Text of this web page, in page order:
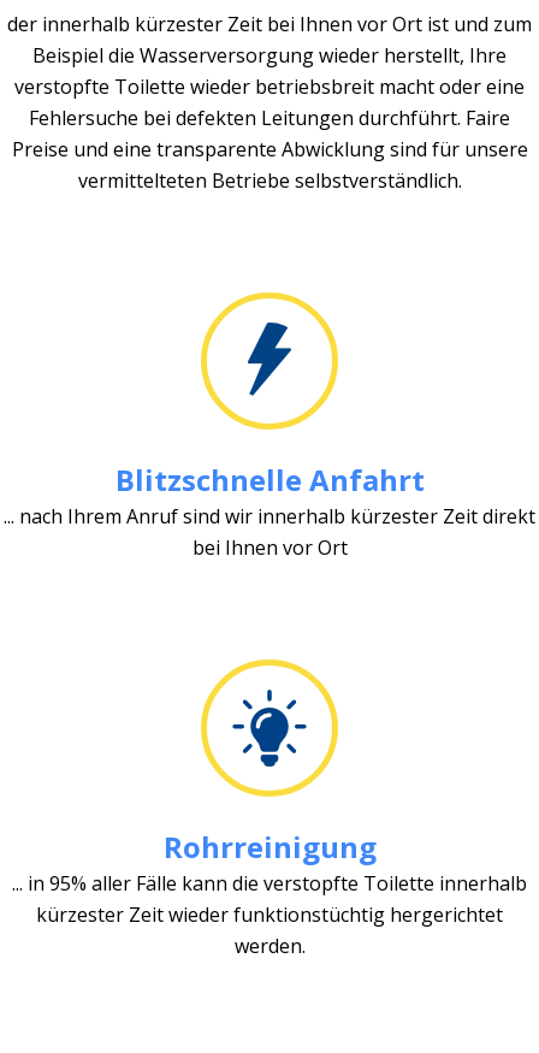
der innerhalb kürzester Zeit bei Ihnen vor Ort ist und zum
Beispiel die Wasserversorgung wieder herstellt, Ihre
verstopfte Toilette wieder betriebsbreit macht oder eine
Fehlersuche bei defekten Leitungen durchführt. Faire
Preise und eine transparente Abwicklung sind für unsere
vermittelteten Betriebe selbstverständlich.
Blitzschnelle Anfahrt
... nach Ihrem Anruf sind wir innerhalb kürzester Zeit direkt
bei Ihnen vor Ort
Rohrreinigung
... in 95% aller Fälle kann die verstopfte Toilette innerhalb
kürzester Zeit wieder funktionstüchtig hergerichtet
werden.